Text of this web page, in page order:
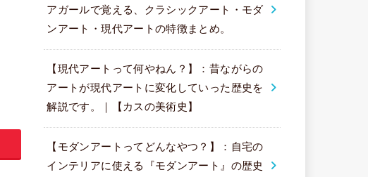
アガールで覚える、クラシックアート・モダ
ンアート・現代アートの特徴まとめ。
【現代アートって何やねん？】：昔ながらの
アートが現代アートに変化していった歴史を
解説です。｜【カスの美術史】
【モダンアートってどんなやつ？】：自宅の
インテリアに使える『モダンアート』の歴史